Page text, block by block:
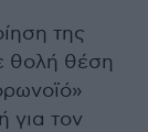
της
θολή θέση
για τον